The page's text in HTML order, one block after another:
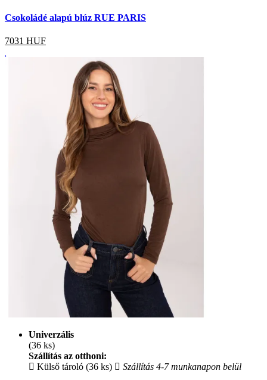
Csokoládé alapú blúz RUE PARIS
7031 HUF
Univerzális
(36 ks)
Szállítás az otthoni:
Külső tároló (36 ks)
Szállítás 4-7 munkanapon belül